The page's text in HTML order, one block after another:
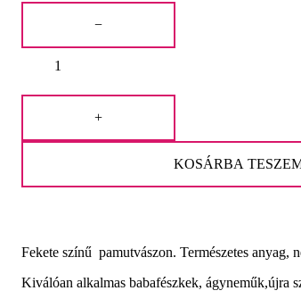
1.350 Ft.
1.250 Ft.
Pamutvászon
−
+
KOSÁRBA
Fekete színű pamutvászon. Természetes anyag,
Kiválóan alkalmas babafészkek, ágyneműk,újra